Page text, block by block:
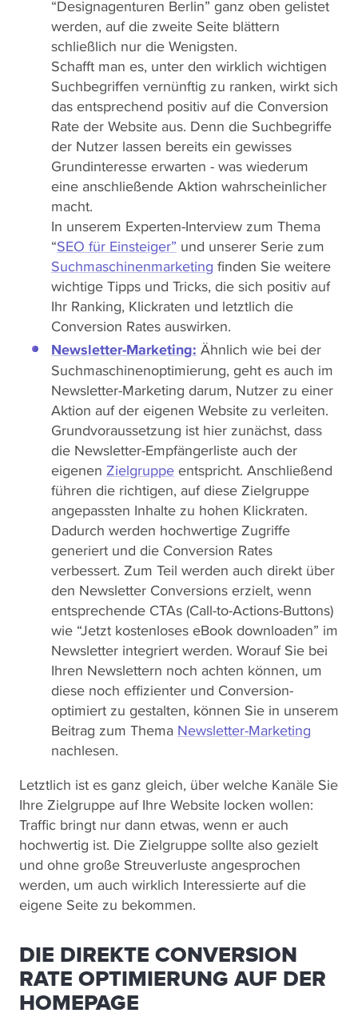
“Designagenturen Berlin” ganz oben gelistet
werden, auf die zweite Seite blättern
schließlich nur die Wenigsten.
Schafft man es, unter den wirklich wichtigen
Suchbegriffen vernünftig zu ranken, wirkt sich
das entsprechend positiv auf die Conversion
Rate der Website aus. Denn die Suchbegriffe
der Nutzer lassen bereits ein gewisses
Grundinteresse erwarten - was wiederum
eine anschließende Aktion wahrscheinlicher
macht.
In unserem Experten-Interview zum Thema
“SEO für Einsteiger” und unserer Serie zum
Suchmaschinenmarketing finden Sie weitere
wichtige Tipps und Tricks, die sich positiv auf
Ihr Ranking, Klickraten und letztlich die
Conversion Rates auswirken.
Newsletter-Marketing: Ähnlich wie bei der
Suchmaschinenoptimierung, geht es auch im
Newsletter-Marketing darum, Nutzer zu einer
Aktion auf der eigenen Website zu verleiten.
Grundvoraussetzung ist hier zunächst, dass
die Newsletter-Empfängerliste auch der
eigenen Zielgruppe entspricht. Anschließend
führen die richtigen, auf diese Zielgruppe
angepassten Inhalte zu hohen Klickraten.
Dadurch werden hochwertige Zugriffe
generiert und die Conversion Rates
verbessert. Zum Teil werden auch direkt über
den Newsletter Conversions erzielt, wenn
entsprechende CTAs (Call-to-Actions-Buttons)
wie “Jetzt kostenloses eBook downloaden” im
Newsletter integriert werden. Worauf Sie bei
Ihren Newslettern noch achten können, um
diese noch effizienter und Conversion-
optimiert zu gestalten, können Sie in unserem
Beitrag zum Thema Newsletter-Marketing
nachlesen.
Letztlich ist es ganz gleich, über welche Kanäle Sie
Ihre Zielgruppe auf Ihre Website locken wollen:
Traffic bringt nur dann etwas, wenn er auch
hochwertig ist. Die Zielgruppe sollte also gezielt
und ohne große Streuverluste angesprochen
werden, um auch wirklich Interessierte auf die
eigene Seite zu bekommen.
DIE DIREKTE CONVERSION
RATE OPTIMIERUNG AUF DER
HOMEPAGE